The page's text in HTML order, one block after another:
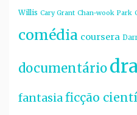
Willis Cary Grant Chan-wook Park
comédia coursera
documentário
fantasiaficção